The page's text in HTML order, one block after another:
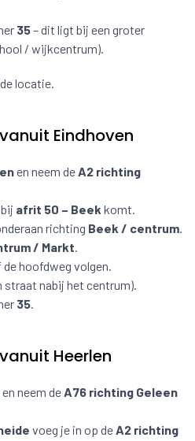
35– dit ligt bij een groter
/ wijkcentrum).
locatie.
Eindhoven
en neem deA2 richting
afrit 50 – Beek komt.
richting Beek / centrum.
/ Markt.
de hoofdweg volgen.
straat nabij het centrum).
35.
Heerlen
en neem deA76 richting Geleen
voeg je in op deA2 richting